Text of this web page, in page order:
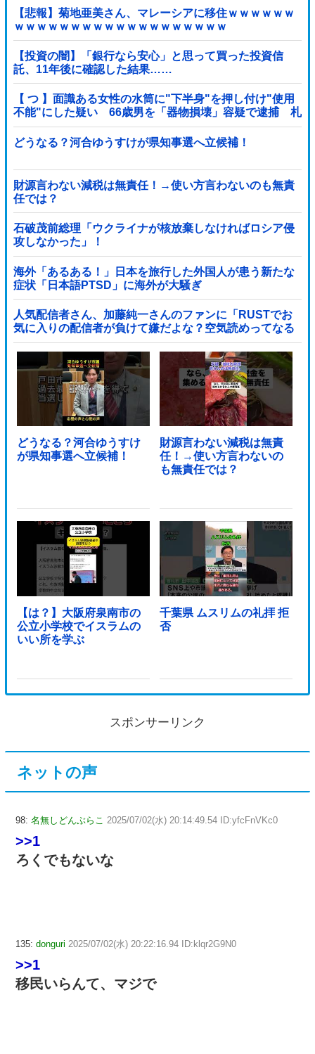
【悲報】菊地亜美さん、マレーシアに移住ｗｗｗｗｗｗ
ｗｗｗｗｗｗｗｗｗｗｗｗｗｗｗｗｗｗｗ
【投資の闇】「銀行なら安心」と思って買った投資信
託、11年後に確認した結果……
【 つ 】面識ある女性の水筒に"下半身"を押し付け"使用
不能"にした疑い 66歳男を「器物損壊」容疑で逮捕 札
幌市
どうなる？河合ゆうすけが県知事選へ立候補！
財源言わない減税は無責任！→使い方言わないのも無責
任では？
石破茂前総理「ウクライナが核放棄しなければロシア侵
攻しなかった」！
海外「あるある！」日本を旅行した外国人が患う新たな
症状「日本語PTSD」に海外が大騒ぎ
人気配信者さん、加藤純一さんのファンに「RUSTでお
気に入りの配信者が負けて嫌だよな？空気読めってなる
よな？その結果がVCR。お前らVCR向いてるよ」→大炎
上他
どうなる？河合ゆうすけ
が県知事選へ立候補！
財源言わない減税は無責
任！→使い方言わないの
も無責任では？
【は？】大阪府泉南市の
公立小学校でイスラムの
いい所を学ぶ
千葉県 ムスリムの礼拝 拒
否
スポンサーリンク
ネットの声
98: 名無しどんぶらこ 2025/07/02(水) 20:14:49.54 ID:yfcFnVKc0
>>1
ろくでもないな
135: donguri 2025/07/02(水) 20:22:16.94 ID:klqr2G9N0
>>1
移民いらんて、マジで